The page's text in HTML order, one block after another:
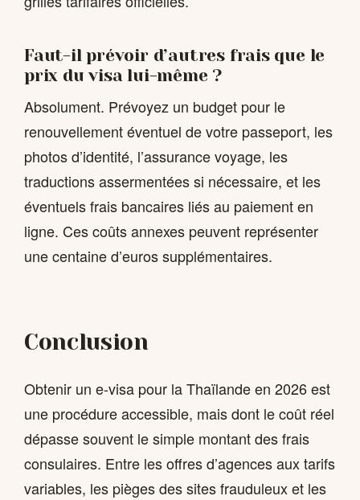
Faut-il prévoir d’autres frais que le
prix du visa lui-même ?
Absolument. Prévoyez un budget pour le
renouvellement éventuel de votre passeport, les
photos d’identité, l’assurance voyage, les
traductions assermentées si nécessaire, et les
éventuels frais bancaires liés au paiement en
ligne. Ces coûts annexes peuvent représenter
une centaine d’euros supplémentaires.
Conclusion
Obtenir un e-visa pour la Thaïlande en 2026 est
une procédure accessible, mais dont le coût réel
dépasse souvent le simple montant des frais
consulaires. Entre les offres d’agences aux tarifs
variables, les pièges des sites frauduleux et les